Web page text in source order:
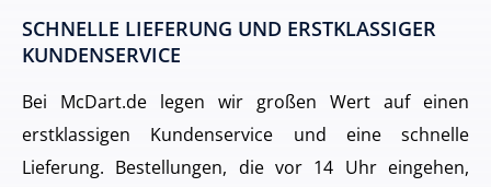
SCHNELLE LIEFERUNG UND ERSTKLASSIGER
KUNDENSERVICE
Bei McDart.de legen wir großen Wert auf einen
erstklassigen Kundenservice und eine schnelle
Lieferung. Bestellungen, die vor 14 Uhr eingehen,